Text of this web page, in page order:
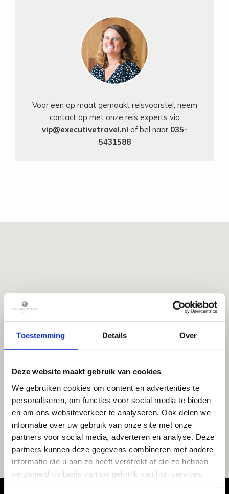
Toestemming Details Over
Deze website maakt gebruik van cookies
We gebruiken cookies om content en advertenties te
personaliseren, om functies voor social media te bieden
en om ons websiteverkeer te analyseren. Ook delen we
informatie over uw gebruik van onze site met onze
partners voor social media, adverteren en analyse. Deze
partners kunnen deze gegevens combineren met andere
informatie die u aan ze heeft verstrekt of die ze hebben
verzameld op basis van uw gebruik van hun services.
Voor een op maat gemaakt reisvoorstel, neem
contact op met onze reis experts via
vip@executivetravel.nl of bel naar 035-
5431588